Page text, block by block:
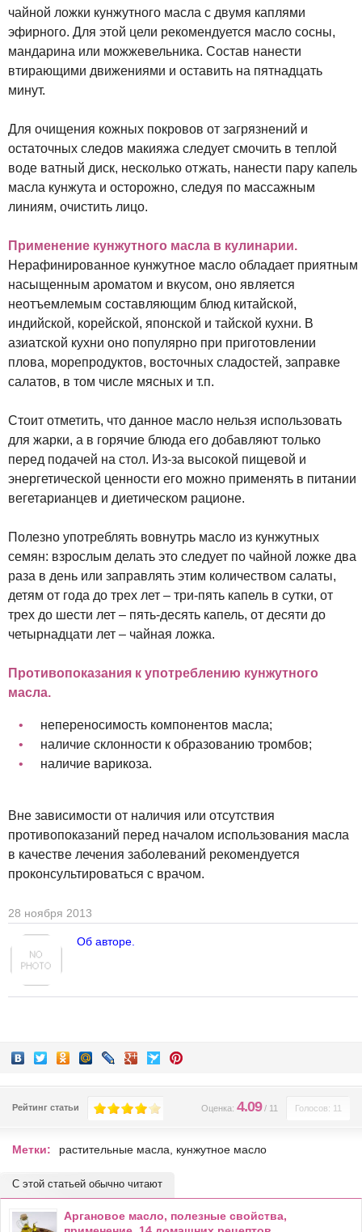
чайной ложки кунжутного масла с двумя каплями
эфирного. Для этой цели рекомендуется масло сосны,
мандарина или можжевельника. Состав нанести
втирающими движениями и оставить на пятнадцать
минут.
Для очищения кожных покровов от загрязнений и
остаточных следов макияжа следует смочить в теплой
воде ватный диск, несколько отжать, нанести пару капель
масла кунжута и осторожно, следуя по массажным
линиям, очистить лицо.
Применение кунжутного масла в кулинарии.
Нерафинированное кунжутное масло обладает приятным
насыщенным ароматом и вкусом, оно является
неотъемлемым составляющим блюд китайской,
индийской, корейской, японской и тайской кухни. В
азиатской кухни оно популярно при приготовлении
плова, морепродуктов, восточных сладостей, заправке
салатов, в том числе мясных и т.п.
Стоит отметить, что данное масло нельзя использовать
для жарки, а в горячие блюда его добавляют только
перед подачей на стол. Из-за высокой пищевой и
энергетической ценности его можно применять в питании
вегетарианцев и диетическом рационе.
Полезно употреблять вовнутрь масло из кунжутных
семян: взрослым делать это следует по чайной ложке два
раза в день или заправлять этим количеством салаты,
детям от года до трех лет – три-пять капель в сутки, от
трех до шести лет – пять-десять капель, от десяти до
четырнадцати лет – чайная ложка.
Противопоказания к употреблению кунжутного
масла.
непереносимость компонентов масла;
наличие склонности к образованию тромбов;
наличие варикоза.
Вне зависимости от наличия или отсутствия
противопоказаний перед началом использования масла
в качестве лечения заболеваний рекомендуется
проконсультироваться с врачом.
28 ноября 2013
Об авторе.
Рейтинг статьи Голосов: 11
Оценка: 4.09/ 11
Метки: растительные масла кунжутное масло
С этой статьей обычно читают
Аргановое масло, полезные свойства,